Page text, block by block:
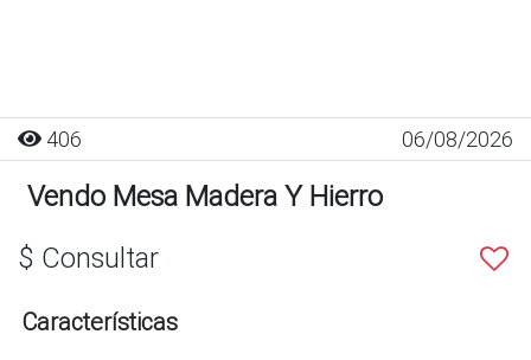
406 06/08/2026
Vendo Mesa Madera Y Hierro
$ Consultar
Características